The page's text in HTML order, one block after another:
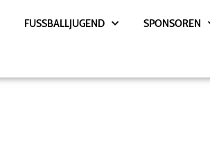
FUSSBALLJUGEND SPONSOREN